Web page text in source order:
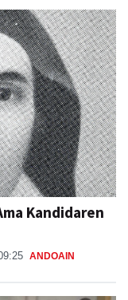
Kandidaren
ANDOAIN